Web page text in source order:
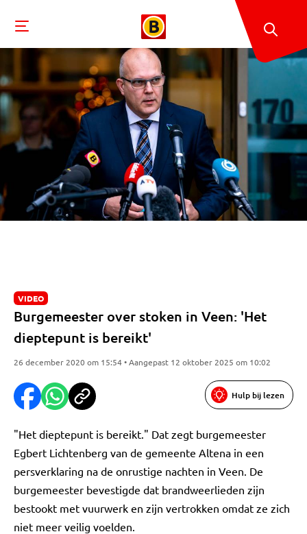
VIDEO
Burgemeester over stoken in Veen: 'Het
dieptepunt is bereikt'
26 december 2020 om 15:54 • Aangepast 12 oktober 2025 om 10:02
Hulp bij lezen
"Het dieptepunt is bereikt." Dat zegt burgemeester
Egbert Lichtenberg van de gemeente Altena in een
persverklaring na de onrustige nachten in Veen. De
burgemeester bevestigde dat brandweerlieden zijn
bestookt met vuurwerk en zijn vertrokken omdat ze zich
niet meer veilig voelden.